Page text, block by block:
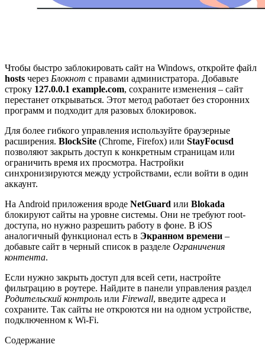
Чтобы быстро заблокировать сайт на Windows, откройте файл
hosts через Блокнот с правами администратора. Добавьте
строку 127.0.0.1 example.com, сохраните изменения – сайт
перестанет открываться. Этот метод работает без сторонних
программ и подходит для разовых блокировок.
Для более гибкого управления используйте браузерные
расширения. BlockSite (Chrome, Firefox) или StayFocusd
позволяют закрыть доступ к конкретным страницам или
ограничить время их просмотра. Настройки
синхронизируются между устройствами, если войти в один
аккаунт.
На Android приложения вроде NetGuard или Blokada
блокируют сайты на уровне системы. Они не требуют root-
доступа, но нужно разрешить работу в фоне. В iOS
аналогичный функционал есть в Экранном времени –
добавьте сайт в черный список в разделе Ограничения
контента.
Если нужно закрыть доступ для всей сети, настройте
фильтрацию в роутере. Найдите в панели управления раздел
Родительский контроль или Firewall, введите адреса и
сохраните. Так сайты не откроются ни на одном устройстве,
подключенном к Wi-Fi.
Содержание